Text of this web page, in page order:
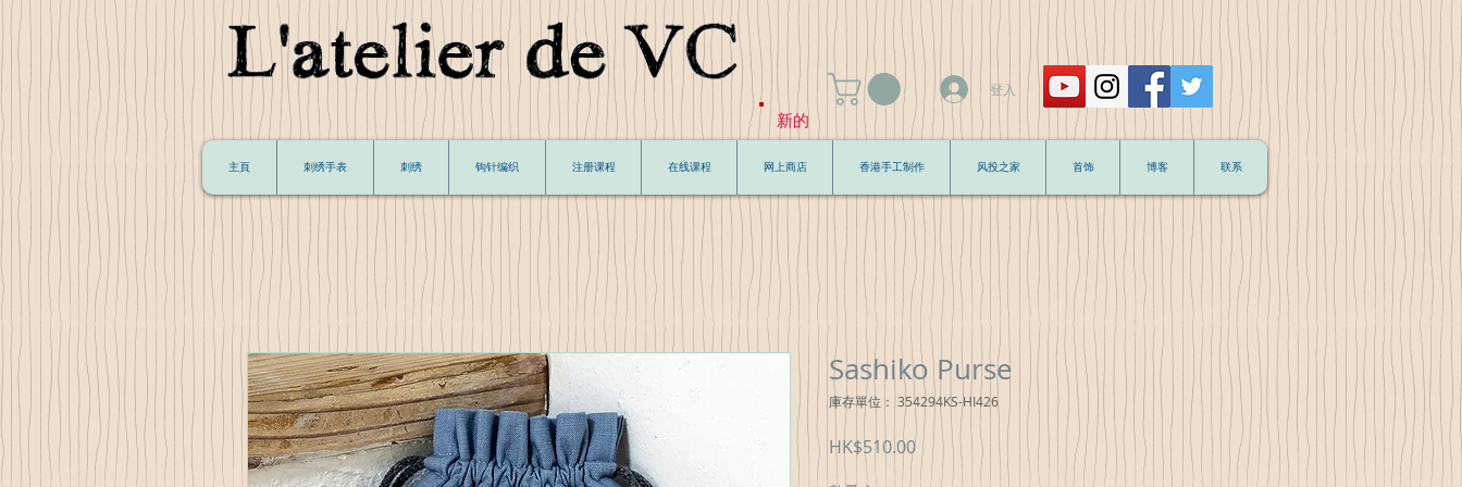
新的
登入
主頁 刺绣手表 刺绣 钩针编织 注册课程 在线课程 网上商店 香港手工制作 风投之家 首饰 博客 联系
Sashiko Purse
庫存單位： 354294KS-HI426
HK$510.00價
格